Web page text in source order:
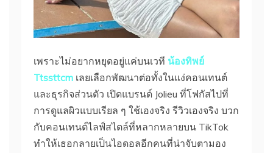
เพราะไม่อยากหยุดอยู่แค่บนเวที น้องทิพย์
Ttssttcm เลยเลือกพัฒนาต่อทั้งในแง่คอนเทนต์
และธุรกิจส่วนตัว เปิดแบรนด์ Jolieu ที่โฟกัสไปที่
การดูแลผิวแบบเรียล ๆ ใช้เองจริง รีวิวเองจริง บวก
กับคอนเทนต์ไลฟ์สไตล์ที่หลากหลายบน TikTok
ทำให้เธอกลายเป็นไอดอลอีกคนที่น่าจับตามอง